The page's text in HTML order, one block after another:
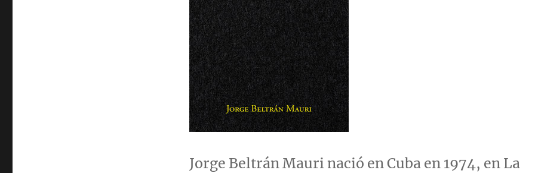
Jorge Beltrán Mauri nació enCubaen 1974, en La